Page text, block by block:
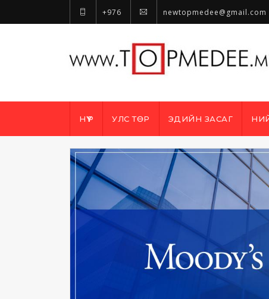
+976 newtopmedee@gmail.com
НҮҮР УЛС ТӨР ЭДИЙН ЗАСАГ